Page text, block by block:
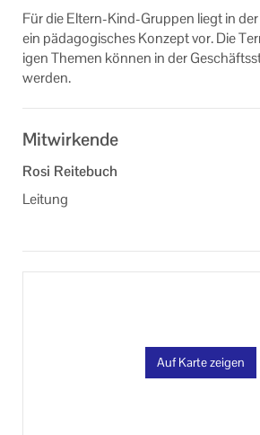
Für die Eltern-​Kind-Gruppen liegt in
ein päd­ago­gi­sches Kon­zept vor. Die
i­gen The­men kön­nen in der
wer­den.
Mitwirkende
Rosi Reitebuch
Leitung
Auf Karte zeigen
Formulare
Links
Unser Auftrag
Ihr Kontakt zu uns
Datenschutzerklärung